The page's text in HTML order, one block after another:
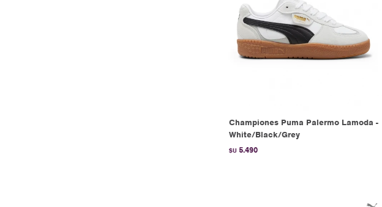
Championes Puma Palermo Lamoda -
White/Black/Grey
$U 5.490